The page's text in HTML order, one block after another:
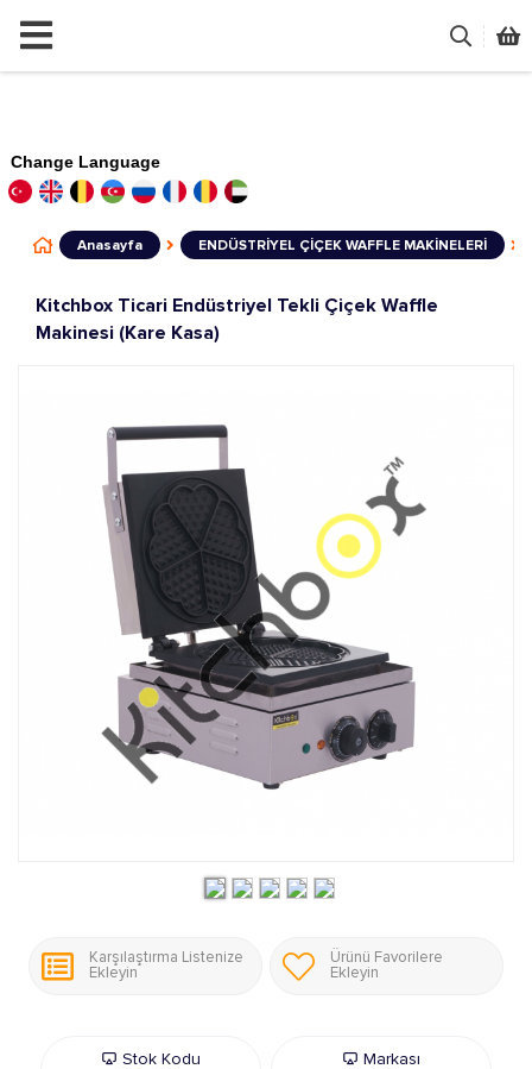
Change Language
Anasayfa ENDÜSTRİYEL ÇİÇEK WAFFLE MAKİNELERİ
Kitchbox Ticari Endüstriyel Tekli Çiçek Waffle
Makinesi (Kare Kasa)
Karşılaştırma Listenize
Ekleyin
Ürünü Favorilere
Ekleyin
Stok Kodu Markası